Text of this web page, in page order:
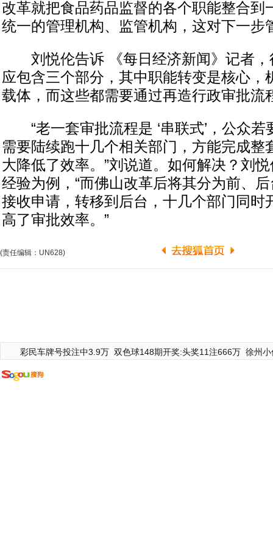
改革就把食品药品监督的各个职能整合到
统一的管理机构、监管机构，这对下一步
刘悦伦告诉 《每日经济新闻》记者，
应包含三个部分，其中职能转变是核心，
载体，而这些都需要通过再造行政审批流
“老一套审批流程是 ‘串联式’，公众若
需要陆续跑十几个相关部门，方能完成整
大降低了效率。”刘说道。如何解决？刘
经验为例，“而佛山改革后将其分为前、
接收申请，转移到后台，十几个部门同时
高了审批效率。”
(责任编辑：UN628)
彩民车牌号投注中3.9万 双色球148期开奖:头奖11注666万 徐州